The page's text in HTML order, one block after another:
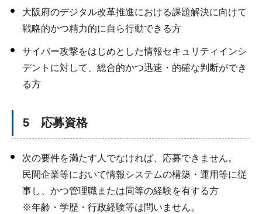
大阪府のデジタル改革推進における課題解決に向けて
戦略的かつ精力的に自ら行動できる方
サイバー攻撃をはじめとした情報セキュリティインシ
デントに対して、総合的かつ迅速・的確な判断ができ
る方
5 応募資格
次の要件を満たす人でなければ、応募できません。
民間企業等において情報システムの構築・運用等に従
事し、かつ管理職または同等の経験を有する方
※年齢・学歴・行政経験等は問いません。